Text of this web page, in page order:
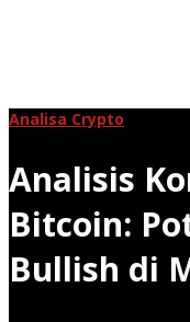
Analisa Crypto
Analisis
Bitcoin:
Bullish di